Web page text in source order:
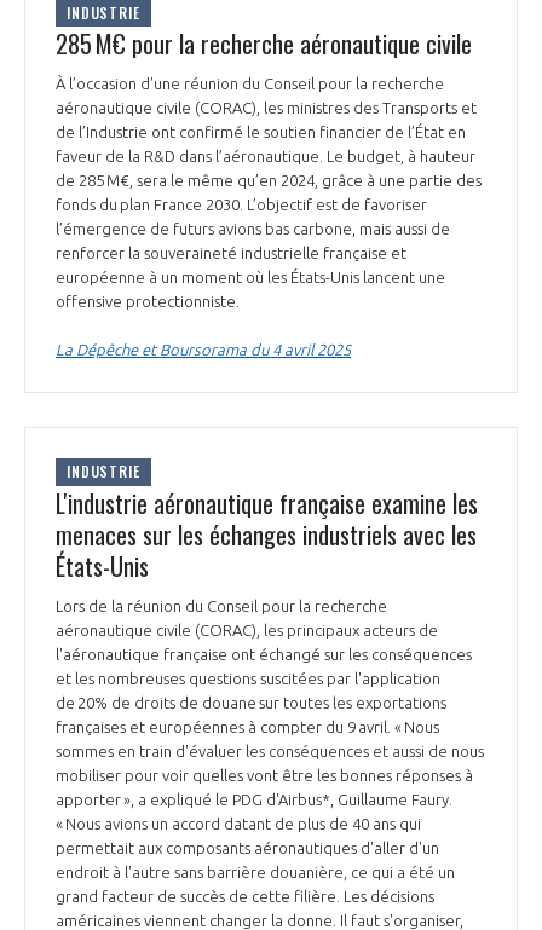
NOTRE VISION
NOS MISSIONS
NOTRE HISTOIRE
ORGANISATION
LE CONSEIL DU GIFAS
L’ÉQUIPE DU GIFAS
NOS RÉSEAUX À L'INTERNATIONAL
FONCTIONNEMENT
GEADS
COMITÉ AERO PME
STARTAIR
ACCOMPAGNEMENT DE NOS ADHÉRENTS
LES PROGRAMMES DU GIFAS
UN ÉCOSYSTÈME INTÉGRÉ ET COHÉRENT
POURQUOI DEVENIR MEMBRE ?
LA MÉDIATION
MÉDIATION ET CHARTE D’ENGAGEMENT SUR LES RELATIONS ENTRE
CLIENTS ET FOURNISSEURS
LA MÉDIATION AU-DELÀ DE LA FILIÈRE AÉRONAUTIQUE ET SPATIALE
PRENDRE CONTACT AVEC LE MÉDIATEUR DE LA FILIÈRE
LE SALON DU BOURGET
L'OBSERVATOIRE
CHIFFRES CLÉS
LES ENJEUX
COMPÉTITIVITÉ
EMPLOI & FORMATION
ENVIRONNEMENT
INNOVATION
LES PUBLICATIONS
DOCUMENTS & BROCHURES
RAPPORTS D'ACTIVITÉS
16 17
28
29 30
INDUSTRIE
285 M€ pour la recherche aéronautique civile
À l’occasion d’une réunion du Conseil pour la recherche
aéronautique civile (CORAC), les ministres des Transports et
de l’Industrie ont confirmé le soutien financier de l’État en
faveur de la R&D dans l’aéronautique. Le budget, à hauteur
de 285 M€, sera le même qu’en 2024, grâce à une partie des
fonds du plan France 2030. L’objectif est de favoriser
l’émergence de futurs avions bas carbone, mais aussi de
renforcer la souveraineté industrielle française et
européenne à un moment où les États-Unis lancent une
offensive protectionniste.
La Dépêche et Boursorama du 4 avril 2025
INDUSTRIE
L'industrie aéronautique française examine les
menaces sur les échanges industriels avec les
États-Unis
Lors de la réunion du Conseil pour la recherche
aéronautique civile (CORAC), les principaux acteurs de
l'aéronautique française ont échangé sur les conséquences
et les nombreuses questions suscitées par l'application
de 20% de droits de douane sur toutes les exportations
françaises et européennes à compter du 9 avril. « Nous
sommes en train d'évaluer les conséquences et aussi de nous
mobiliser pour voir quelles vont être les bonnes réponses à
apporter », a expliqué le PDG d'Airbus*, Guillaume Faury.
« Nous avions un accord datant de plus de 40 ans qui
permettait aux composants aéronautiques d'aller d'un
endroit à l'autre sans barrière douanière, ce qui a été un
grand facteur de succès de cette filière. Les décisions
américaines viennent changer la donne. Il faut s'organiser,
Découvrez les avantages d'adhérer au GIFAS.